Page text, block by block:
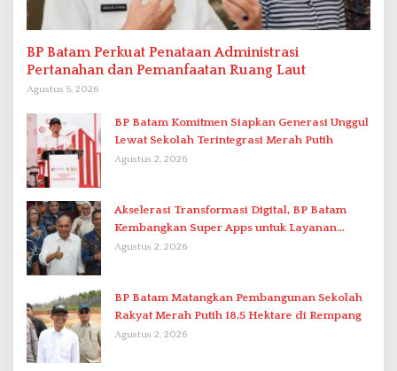
BP Batam Perkuat Penataan Administrasi
Pertanahan dan Pemanfaatan Ruang Laut
Agustus 5, 2026
BP Batam Komitmen Siapkan Generasi Unggul
Lewat Sekolah Terintegrasi Merah Putih
Agustus 2, 2026
Akselerasi Transformasi Digital, BP Batam
Kembangkan Super Apps untuk Layanan
Terpadu
Agustus 2, 2026
BP Batam Matangkan Pembangunan Sekolah
Rakyat Merah Putih 18,5 Hektare di Rempang
Agustus 2, 2026